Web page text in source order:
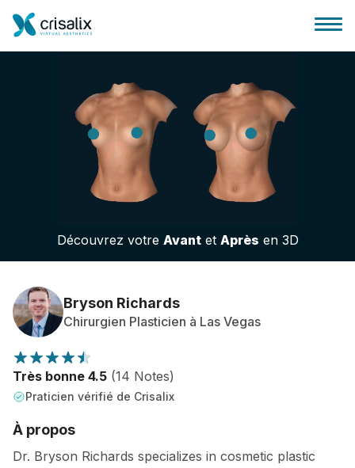
Accueil chirurgiens
Plateforme commerciale 3D
Forfait
Avis des patients
Découvrez votre Avantet Après en 3D
Bryson Richards
Chirurgien Plasticien à Las Vegas
Très bonne 4.5 (14 Notes)
Praticien vérifié de Crisalix
À propos
Dr. Bryson Richards specializes in cosmetic plastic